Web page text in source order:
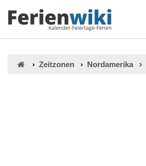
Zeitzonen Nordamerika